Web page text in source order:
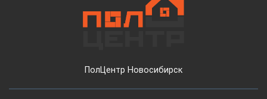
ПолЦентр Новосибирск